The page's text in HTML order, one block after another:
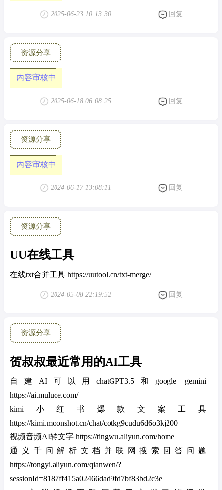
2025-06-23 10:13:30 回复
资源分享
内容审核中
2025-06-18 06:08:25 回复
资源分享
内容审核中
2024-06-17 13:08:11 回复
资源分享
UU在线工具
在线txt合并工具 https://uutool.cn/txt-merge/
2024-05-08 22:19:52 回复
资源分享
贺叔叔最近常用的AI工具
自建AI可以用chatGPT3.5和google gemini
https://ai.muluce.com/
kimi小红书爆款文案工具
https://kimi.moonshot.cn/chat/cotkg9cudu6d6o3kj200
视频音频AI转文字 https://tingwu.aliyun.com/home
通义千问解析文档并联网搜索回答问题
https://tongyi.aliyun.com/qianwen/?
sessionId=8187ff415a02466dad9fd7bf83bd2c3e